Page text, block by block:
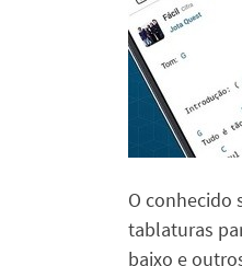
O conhecido
tablaturas
baixo e